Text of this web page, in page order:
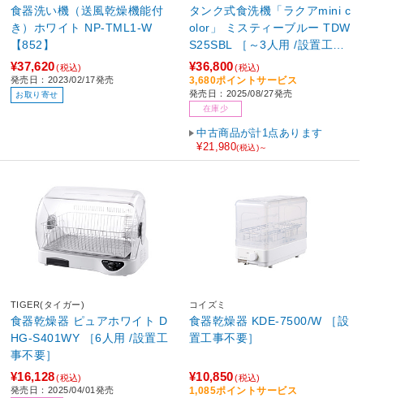
食器洗い機（送風乾燥機能付
き）ホワイト NP-TML1-W
【852】
¥37,620(税込)
発売日：2023/02/17発売
お取り寄せ
タンク式食洗機「ラクアmini c
olor」 ミスティーブルー TDW
S25SBL ［～3人用 /設置工事
不要］
¥36,800(税込)
3,680ポイントサービス
発売日：2025/08/27発売
在庫少
中古商品が計1点あります
¥21,980(税込)～
TIGER(タイガー)
食器乾燥器 ピュアホワイト D
HG-S401WY ［6人用 /設置工
事不要］
¥16,128(税込)
発売日：2025/04/01発売
コイズミ
食器乾燥器 KDE-7500/W ［設
置工事不要］
¥10,850(税込)
1,085ポイントサービス